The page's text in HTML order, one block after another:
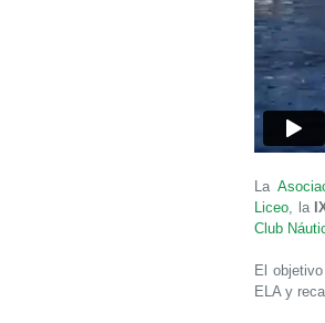
La
Liceo , la
Club
El
ELA y